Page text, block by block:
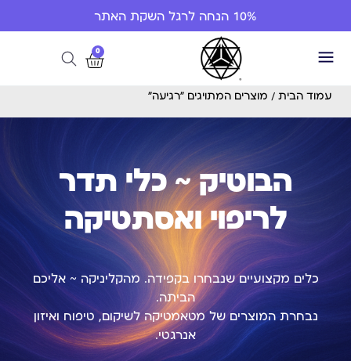
10% הנחה לרגל השקת האתר
0
עמוד הבית / מוצרים המתויגים “רגיעה”
הבוטיק ~ כלי תדר
לריפוי ואסתטיקה
כלים מקצועיים שנבחרו בקפידה. מהקליניקה ~ אליכם
הביתה.
נבחרת המוצרים של מטאמטיקה לשיקום, טיפוח ואיזון
אנרגטי.